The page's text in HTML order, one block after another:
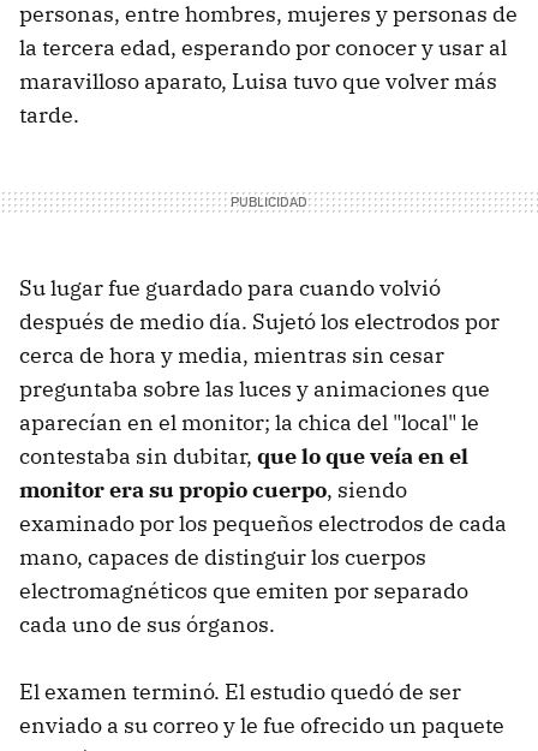
personas, entre hombres, mujeres y personas de
la tercera edad, esperando por conocer y usar al
maravilloso aparato, Luisa tuvo que volver más
tarde.
Su lugar fue guardado para cuando volvió
después de medio día. Sujetó los electrodos por
cerca de hora y media, mientras sin cesar
preguntaba sobre las luces y animaciones que
aparecían en el monitor; la chica del "local" le
contestaba sin dubitar, que lo que veía en el
monitor era su propio cuerpo, siendo
examinado por los pequeños electrodos de cada
mano, capaces de distinguir los cuerpos
electromagnéticos que emiten por separado
cada uno de sus órganos.
El examen terminó. El estudio quedó de ser
enviado a su correo y le fue ofrecido un paquete